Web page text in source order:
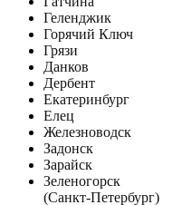
Геленджик
Горячий Ключ
Грязи
Данков
Дербент
Екатеринбург
Елец
Железноводск
Задонск
Зарайск
Зеленогорск
(Санкт-Петербург)